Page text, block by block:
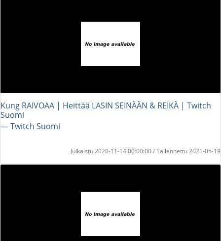
Kung RAIVOAA | Heittää LASIN SEINÄÄN & REIKÄ | Twitch
Suomi
― Twitch Suomi
Julkaistu 2020-11-14 00:00:00 / Tallennettu 2021-05-19